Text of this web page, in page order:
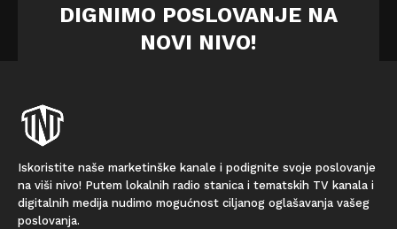
DIGNIMO POSLOVANJE NA
NOVI NIVO!
Iskoristite naše marketinške kanale i podignite svoje poslovanje
na viši nivo! Putem lokalnih radio stanica i tematskih TV kanala i
digitalnih medija nudimo mogućnost ciljanog oglašavanja vašeg
poslovanja.